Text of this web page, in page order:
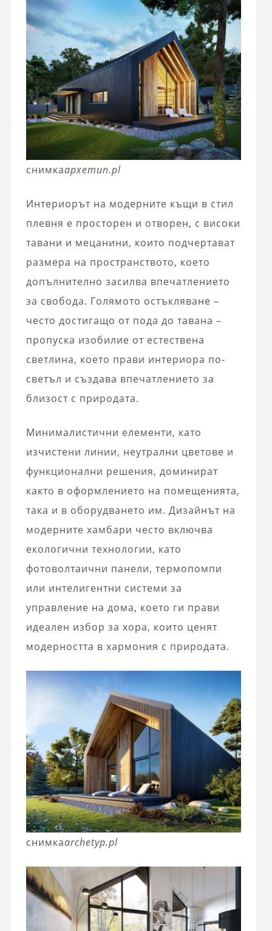
снимкаархетип.pl
Интериорът на модерните къщи в стил
плевня е просторен и отворен, с високи
тавани и мецанини, които подчертават
размера на пространството, което
допълнително засилва впечатлението
за свобода. Голямото остъкляване –
често достигащо от пода до тавана –
пропуска изобилие от естествена
светлина, което прави интериора по-
светъл и създава впечатлението за
близост с природата.
Минималистични елементи, като
изчистени линии, неутрални цветове и
функционални решения, доминират
както в оформлението на помещенията,
така и в оборудването им. Дизайнът на
модерните хамбари често включва
екологични технологии, като
фотоволтаични панели, термопомпи
или интелигентни системи за
управление на дома, което ги прави
идеален избор за хора, които ценят
модерността в хармония с природата.
снимкаarchetyp.pl